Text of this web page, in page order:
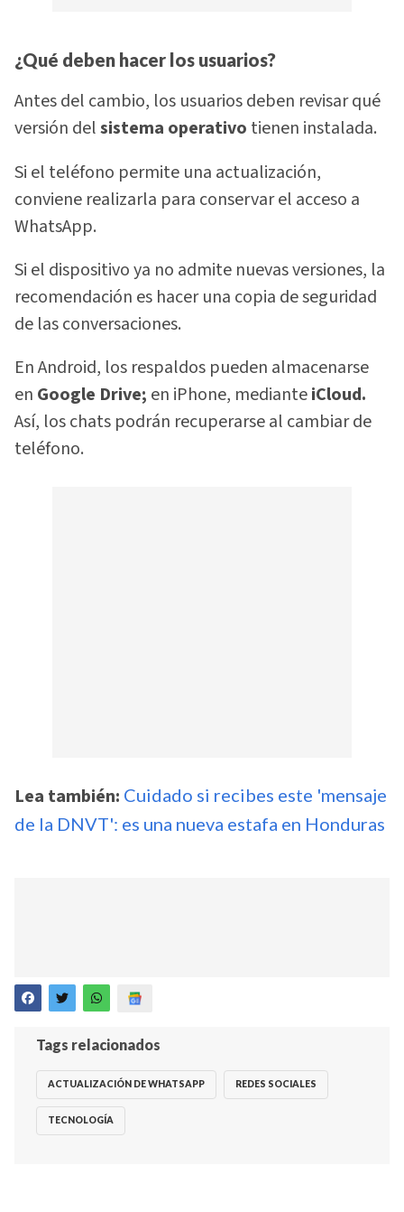
¿Qué deben hacer los usuarios?
Antes del cambio, los usuarios deben revisar qué
versión delsistema operativo tienen instalada.
Si el teléfono permite una actualización,
conviene realizarla para conservar el acceso a
WhatsApp.
Si el dispositivo ya no admite nuevas versiones, la
recomendación es hacer una copia de seguridad
de las conversaciones.
En Android, los respaldos pueden almacenarse
en Google Drive; en iPhone, medianteiCloud.
Así, los chats podrán recuperarse al cambiar de
teléfono.
Lea también: Cuidado si recibes este 'mensaje
de la DNVT': es una nueva estafa en Honduras
Tags relacionados
ACTUALIZACIÓN DE WHATSAPP REDES SOCIALES
TECNOLOGÍA